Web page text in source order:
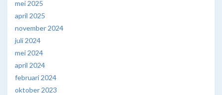
mei 2025
april 2025
november 2024
juli 2024
mei 2024
april 2024
februari 2024
oktober 2023